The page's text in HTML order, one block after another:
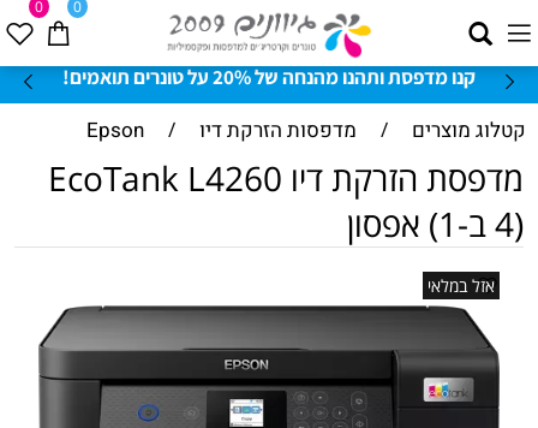
קנו מדפסת ותהנו מהנחה של 20% על טונרים תואמים!
0 0
קטלוג מוצרים / מדפסות הזרקת דיו /
Epson
מדפסת הזרקת דיו EcoTank L4260
(4 ב-1) אפסון
אזל במלאי